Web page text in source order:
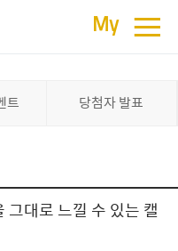
My ≡
트 당첨자 발표
그대로 느낄 수 있는 캘